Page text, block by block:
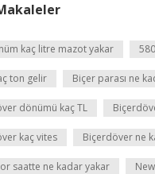
kaç litre mazot yakar
ton gelir Biçer parası ne
dönümü kaç TL
kaç vites Biçerdöver ne
saatte ne kadar yakar